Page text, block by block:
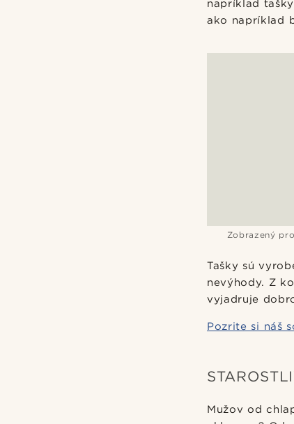
napríklad
ako napríklad
Zobrazený
Tašky sú
nevýhody. Z
vyjadruje
Pozrite si náš
Mužov od